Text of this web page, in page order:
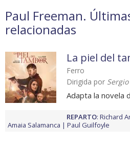
Paul Freeman.
relacionadas
La piel del
Ferro
Dirigida por
Adapta la novela
REPARTO: Richard
Amaia Salamanca
Paul Guilfoyle